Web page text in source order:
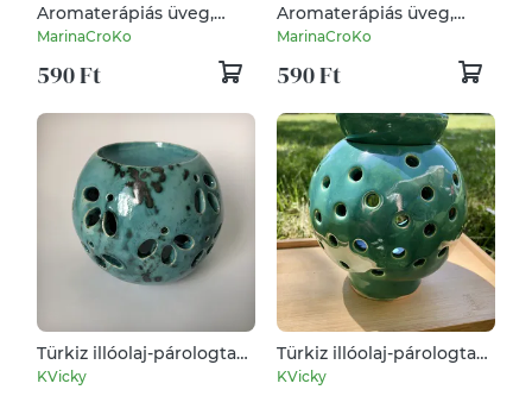
Aromaterápiás üveg,
hatszög
MarinaCroKo
590 Ft
Aromaterápiás üveg,
henger
MarinaCroKo
590 Ft
Türkiz illóolaj-párologtató
gömb
KVicky
Türkiz illóolaj-párologtató
gömb
KVicky